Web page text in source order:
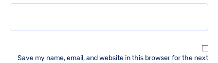
Save my name, email, and website in this browser for the next